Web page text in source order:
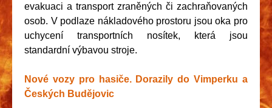
evakuaci a transport zraněných či zachraňovaných
osob. V podlaze nákladového prostoru jsou oka pro
uchycení transportních nosítek, která jsou
standardní výbavou stroje.
Nové vozy pro hasiče. Dorazily do Vimperku a
Českých Budějovic